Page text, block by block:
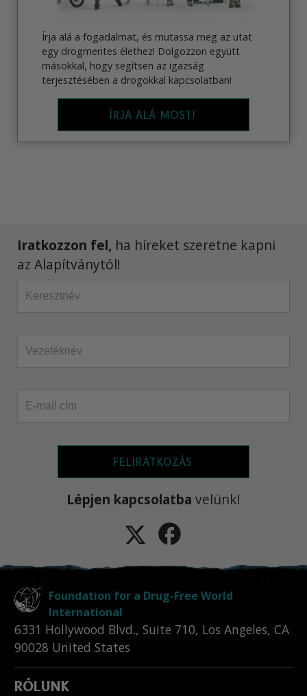
Írja alá a fogadalmat, és mutassa meg az utat
egy drogmentes élethez! Dolgozzon együtt
másokkal, hogy segítsen az igazság
terjesztésében a drogokkal kapcsolatban!
ÍRJA ALÁ MOST!
Iratkozzon fel, ha híreket szeretne kapni
az Alapítványtól!
FELIRATKOZÁS
Lépjen kapcsolatba velünk!
Foundation for a Drug-Free World
International
6331 Hollywood Blvd., Suite 710, Los Angeles, CA
90028 United States
RÓLUNK